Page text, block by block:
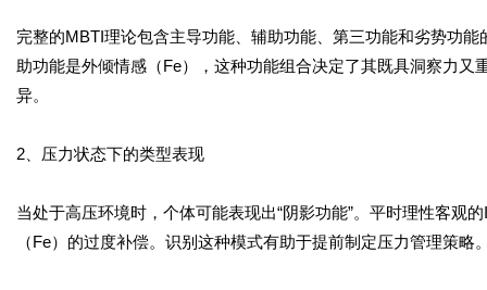
完整的MBTI理论包含主导功能、辅助功能、第三功能和劣势功
助功能是外倾情感（Fe），这种功能组合决定了其既具洞察力
异。
2、压力状态下的类型表现
当处于高压环境时，个体可能表现出“阴影功能”。平时理性客观
（Fe）的过度补偿。识别这种模式有助于提前制定压力管理策略